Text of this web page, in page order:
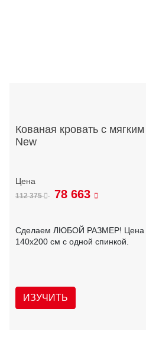
Кованая кровать с
New
112 375 78 663
Сделаем ЛЮБОЙ РАЗМЕР! Цена
140х200 см с одной спинкой.
ИЗУЧИТЬ